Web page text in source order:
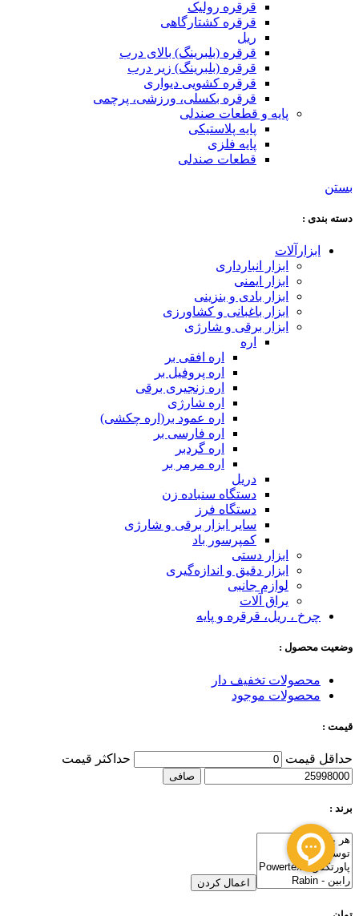
قرقره رولیک
قرقره کشتارگاهی
ریل
قرقره (بلبرینگ) بالای درب
قرقره (بلبرینگ) زیر درب
قرقره کشویی دیواری
قرقره بکسلی، ورزشی، پرچمی
پایه و قطعات صندلی
پایه پلاستیکی
پایه فلزی
قطعات صندلی
بستن
دسته‌ بندی :
ابزارآلات
ابزار انبارداری
ابزار ایمنی
ابزار بادی و بنزینی
ابزار باغبانی و کشاورزی
ابزار برقی و شارژی
اره
اره افقی بر
اره پروفیل بر
اره زنجیری برقی
اره شارژی
اره عمود بر(اره چکشی)
اره فارسی بر
اره گردبر
اره مرمر بر
دریل
دستگاه سنباده زن
دستگاه فرز
سایر ابزار برقی و شارژی
کمپرسور باد
ابزار دستی
ابزار دقیق و اندازه‌گیری
لوازم جانبی
یراق آلات
چرخ ، ریل، قرقره و پایه
وضعیت محصول :
محصولات تخفیف دار
محصولات موجود
قیمت :
حداقل قیمت حداكثر قيمت
صافی
برند :
اعمال کردن